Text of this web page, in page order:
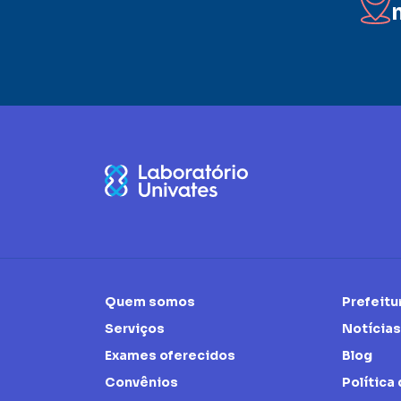
Quem somos
Serviços
Exames oferecidos
Convênios
Notícias
Blog
Política